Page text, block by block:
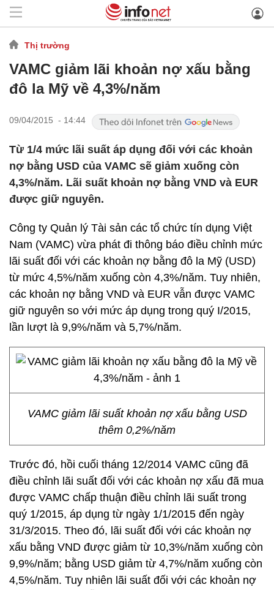
Thị trường
VAMC giảm lãi khoản nợ xấu bằng
đô la Mỹ về 4,3%/năm
09/04/2015 - 14:44
Từ 1/4 mức lãi suất áp dụng đối với các khoản
nợ bằng USD của VAMC sẽ giảm xuống còn
4,3%/năm. Lãi suất khoản nợ bằng VND và EUR
được giữ nguyên.
Công ty Quản lý Tài sản các tổ chức tín dụng Việt
Nam (VAMC) vừa phát đi thông báo điều chỉnh mức
lãi suất đối với các khoản nợ bằng đô la Mỹ (USD)
từ mức 4,5%/năm xuống còn 4,3%/năm. Tuy nhiên,
các khoản nợ bằng VND và EUR vẫn được VAMC
giữ nguyên so với mức áp dụng trong quý I/2015,
lần lượt là 9,9%/năm và 5,7%/năm.
VAMC giảm lãi suất khoản nợ xấu bằng USD
thêm 0,2%/năm
Trước đó, hồi cuối tháng 12/2014 VAMC cũng đã
điều chỉnh lãi suất đối với các khoản nợ xấu đã mua
được VAMC chấp thuận điều chỉnh lãi suất trong
quý 1/2015, áp dụng từ ngày 1/1/2015 đến ngày
31/3/2015. Theo đó, lãi suất đối với các khoản nợ
xấu bằng VND được giảm từ 10,3%/năm xuống còn
9,9%/năm; bằng USD giảm từ 4,7%/năm xuống còn
4,5%/năm. Tuy nhiên lãi suất đối với các khoản nợ